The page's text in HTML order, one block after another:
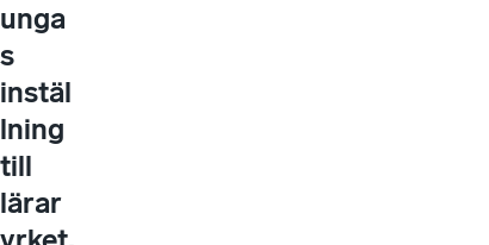
unga
s
instäl
lning
till
lärar